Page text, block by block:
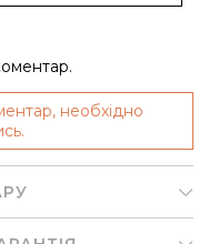
необхідно